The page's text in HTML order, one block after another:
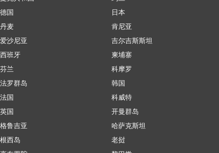
德国
丹麦
爱沙尼亚
西班牙
芬兰
法罗群岛
法国
英国
格鲁吉亚
根西岛
日本
肯尼亚
吉尔吉斯斯坦
柬埔寨
科摩罗
韩国
科威特
开曼群岛
哈萨克斯坦
老挝